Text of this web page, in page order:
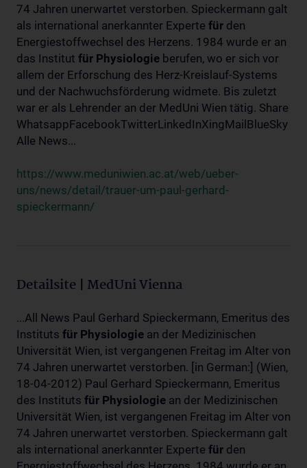
74 Jahren unerwartet verstorben. Spieckermann galt
als international anerkannter Experte für den
Energiestoffwechsel des Herzens. 1984 wurde er an
das Institut für Physiologie berufen, wo er sich vor
allem der Erforschung des Herz-Kreislauf-Systems
und der Nachwuchsförderung widmete. Bis zuletzt
war er als Lehrender an der MedUni Wien tätig. Share
WhatsappFacebookTwitterLinkedInXingMailBlueSky
Alle News...
https://www.meduniwien.ac.at/web/ueber-
uns/news/detail/trauer-um-paul-gerhard-
spieckermann/
Detailsite | MedUni Vienna
...All News Paul Gerhard Spieckermann, Emeritus des
Instituts für Physiologie an der Medizinischen
Universität Wien, ist vergangenen Freitag im Alter von
74 Jahren unerwartet verstorben. [in German:] (Wien,
18-04-2012) Paul Gerhard Spieckermann, Emeritus
des Instituts für Physiologie an der Medizinischen
Universität Wien, ist vergangenen Freitag im Alter von
74 Jahren unerwartet verstorben. Spieckermann galt
als international anerkannter Experte für den